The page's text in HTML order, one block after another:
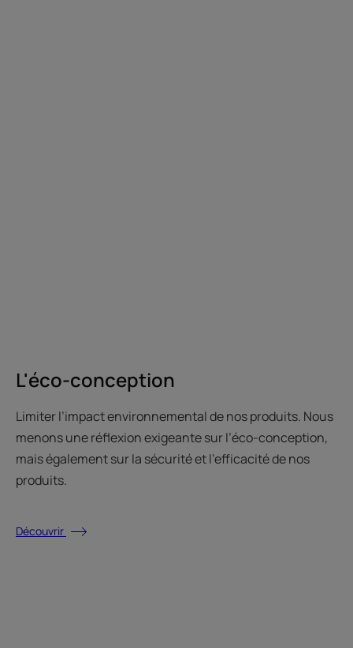
L'éco-conception
Limiter l’impact environnemental de nos produits. Nous
menons une réflexion exigeante sur l’éco-conception,
mais également sur la sécurité et l’efficacité de nos
produits.
Découvrir